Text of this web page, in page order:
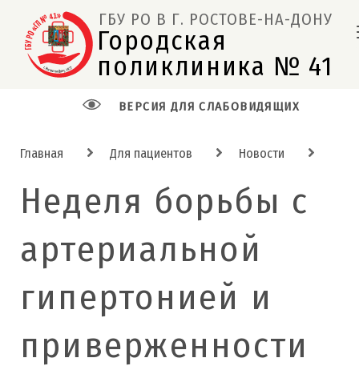
ГБУ РО В Г. РОСТОВЕ-НА-ДОНУ
Городская
поликлиника № 41
ВЕРСИЯ ДЛЯ СЛАБОВИДЯЩИХ
Главная Для пациентов Новости
Неделя борьбы с
артериальной
гипертонией и
приверженности